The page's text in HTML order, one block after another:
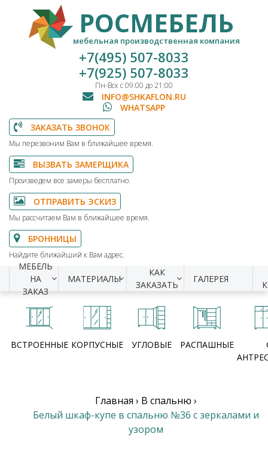
РОСМЕБЕЛЬ
мебельная производственная компания
+7(495) 507-8033
+7(925) 507-8033
Пн-Вск с 09:00 до 21:00
INFO@SHKAFLON.RU
WHATSAPP
ЗАКАЗАТЬ ЗВОНОК
Мы перезвоним Вам в ближайшее время.
ВЫЗВАТЬ ЗАМЕРЩИКА
Произведем все замеры бесплатно.
ОТПРАВИТЬ ЭСКИЗ
Мы рассчитаем Вам в ближайшее время.
БРОННИЦЫ
Найдите ближайший к Вам адрес.
МЕБЕЛЬ
НА
ЗАКАЗ
МАТЕРИАЛЫ
КАК
ЗАКАЗАТЬ
ГАЛЕРЕЯ
ВСТРОЕННЫЕ КОРПУСНЫЕ УГЛОВЫЕ РАСПАШНЫЕ
Главная › В спальню ›
Белый шкаф-купе в спальню №36 с зеркалами и
узором